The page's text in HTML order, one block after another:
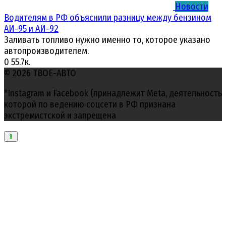
Новости
Водителям в РФ объяснили разницу между бензином
АИ-95 и АИ-92
Заливать топливо нужно именно то, которое указано
автопроизводителем.
0 55.7к.
© 2026 ТВОЕ-АВТО
*Instagram и Facebook (принадлежит Meta, деятельность
которой по ведению соцсети в РФ признана
экстремистской и запрещена